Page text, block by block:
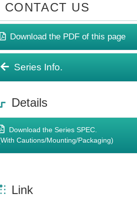
CONTACT US
Download the PDF of this page
Series Info.
Details
Download the Series SPEC.
Cautions/Mounting/Packaging)
Link